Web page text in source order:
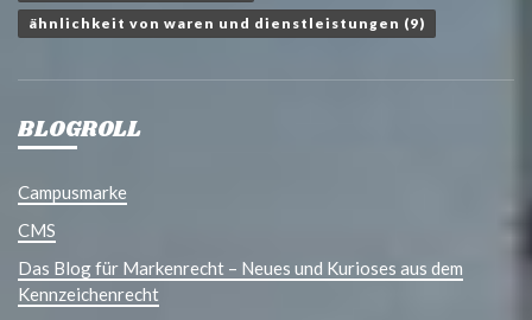
ähnlichkeit von waren und dienstleistungen (9)
BLOGROLL
Campusmarke
CMS
Das Blog für Markenrecht – Neues und Kurioses aus dem
Kennzeichenrecht